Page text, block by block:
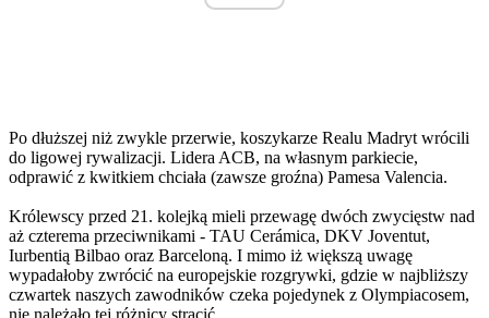
Po dłuższej niż zwykle przerwie, koszykarze Realu Madryt wrócili
do ligowej rywalizacji. Lidera ACB, na własnym parkiecie,
odprawić z kwitkiem chciała (zawsze groźna) Pamesa Valencia.
Królewscy przed 21. kolejką mieli przewagę dwóch zwycięstw nad
aż czterema przeciwnikami - TAU Cerámica, DKV Joventut,
Iurbentią Bilbao oraz Barceloną. I mimo iż większą uwagę
wypadałoby zwrócić na europejskie rozgrywki, gdzie w najbliższy
czwartek naszych zawodników czeka pojedynek z Olympiacosem,
nie należało tej różnicy stracić.